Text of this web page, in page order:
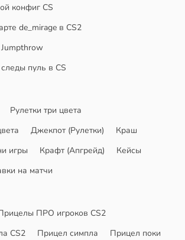
конфиг CS
de_mirage в CS2
пуль в CS
Рулетки три цвета
Джекпот (Рулетки)
Краш
игры Крафт (Апгрейд)
Кейсы
на матчи
ПРО игроков CS2
CS2
Прицел симпла
Прицел поки